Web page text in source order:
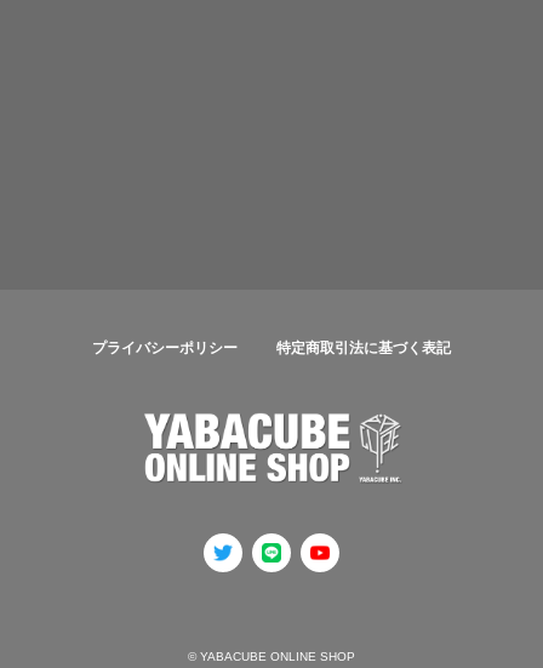
プライバシーポリシー 特定商取引法に基づく表記
© YABACUBE ONLINE SHOP